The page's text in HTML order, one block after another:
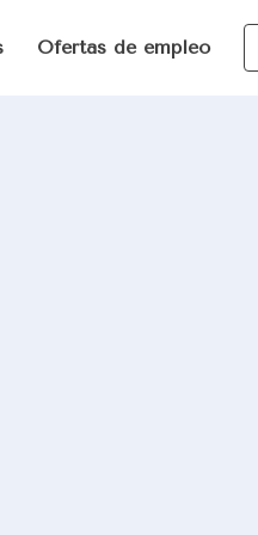
Ofertas de empleo